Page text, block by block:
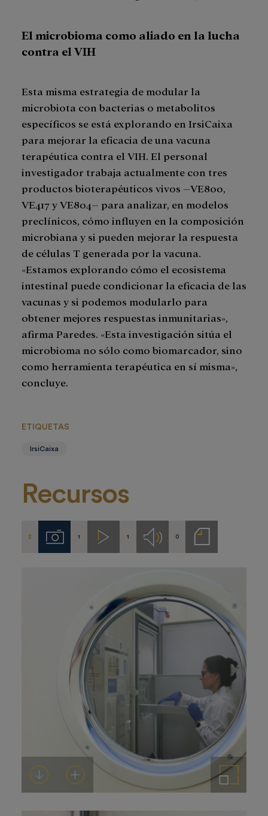
El microbioma como aliado en la lucha
contra el VIH
Esta misma estrategia de modular la
microbiota con bacterias o metabolitos
específicos se está explorando en IrsiCaixa
para mejorar la eficacia de una vacuna
terapéutica contra el VIH. El personal
investigador trabaja actualmente con tres
productos bioterapéuticos vivos –VE800,
VE417 y VE804– para analizar, en modelos
preclínicos, cómo influyen en la composición
microbiana y si pueden mejorar la respuesta
de células T generada por la vacuna.
«Estamos explorando cómo el ecosistema
intestinal puede condicionar la eficacia de las
vacunas y si podemos modularlo para
obtener mejores respuestas inmunitarias»,
afirma Paredes. «Esta investigación sitúa el
microbioma no sólo como biomarcador, sino
como herramienta terapéutica en sí misma»,
concluye.
ETIQUETAS
IrsiCaixa
Recursos
2 Imágenes
1 Videos1 Audios
0
Notas
de
DescargarAñadir al carrito Ampliar imagen